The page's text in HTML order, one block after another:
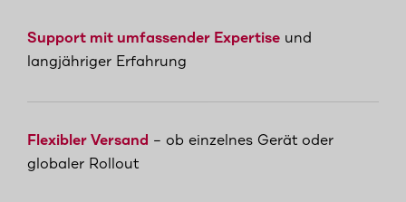
Support mit umfassender Expertise und
langjähriger Erfahrung
Flexibler Versand – ob einzelnes Gerät oder
globaler Rollout